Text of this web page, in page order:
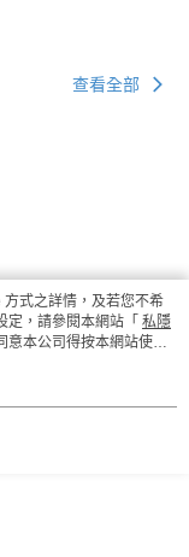
查看全部
式之詳情，及若您不希
定，請參閱本網站「 私隱
意本公司得按本網站使用